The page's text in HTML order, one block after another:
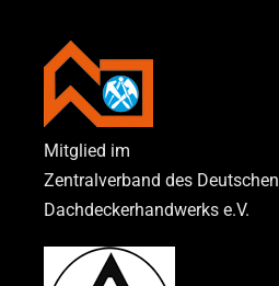
Mitglied im
Zentralverband des Deutschen
Dachdeckerhandwerks e.V.